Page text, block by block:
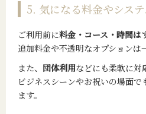
5. 気になる料金やシス
ご利用前に料金・コース・時間は
追加料金や不透明なオプションは
また、 団体利用などにも柔軟に対
ビジネスシーンやお祝いの場面
ます。